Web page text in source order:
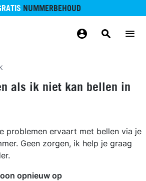
inhoud gaan
NUMMERBEHOUD
als ik niet kan bellen in
problemen ervaart met bellen via je
Geen zorgen, ik help je graag
opnieuw op